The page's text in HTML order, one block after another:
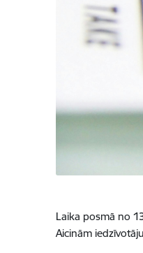
Laika posmā no
Aicinām